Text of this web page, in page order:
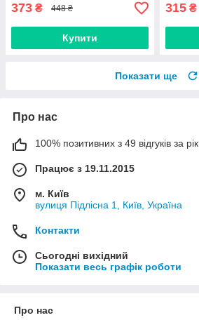
373 ₴ 448 ₴
Купити
315 ₴
Показати ще
Про нас
100% позитивних з 49 відгуків за рік
Працює з 19.11.2015
м. Київ
вулиця Підлісна 1, Київ, Україна
Контакти
Сьогодні вихідний
Показати весь графік роботи
Про нас